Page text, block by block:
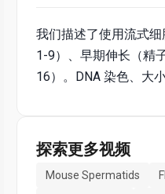
我们描述了使用流式
1-9）、早期伸长（精
16）。DNA 染色、大
探索更多视频
Mouse Spermatids